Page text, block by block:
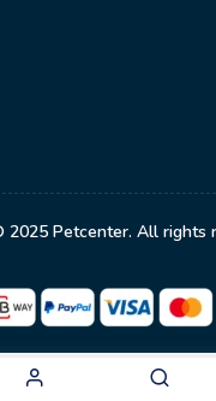
2025 Petcenter. All rights